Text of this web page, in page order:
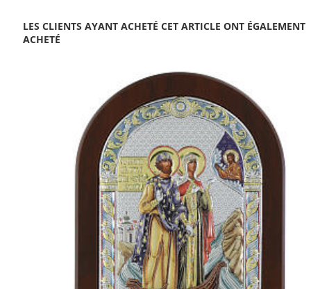
LES CLIENTS AYANT ACHETÉ CET ARTICLE ONT ÉGALEMENT
ACHETÉ